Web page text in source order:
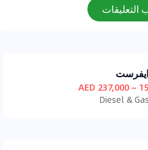
التعليقات
Diesel &